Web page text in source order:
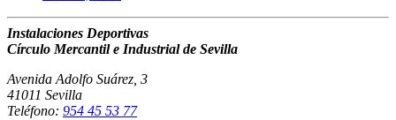
Instalaciones Deportivas
Círculo Mercantil e Industrial de Sevilla
Avenida Adolfo Suárez, 3
41011 Sevilla
Teléfono: 954 45 53 77